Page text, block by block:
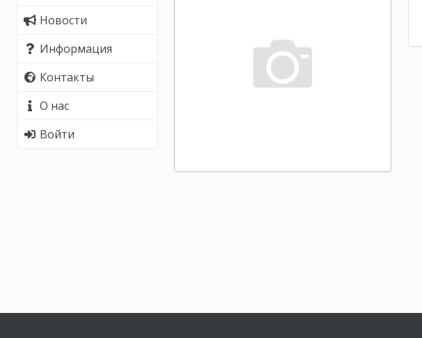
Новости
Информация
Контакты
О нас
Войти